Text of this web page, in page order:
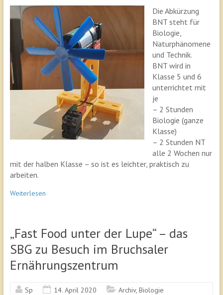
Die Abkürzung
BNT steht für
Biologie,
Naturphänomene
und Technik.
BNT wird in
Klasse 5 und 6
unterrichtet mit
je
– 2 Stunden
Biologie (ganze
Klasse)
– 2 Stunden NT
alle 2 Wochen nur
mit der halben Klasse – so ist es leichter, praktisch zu
arbeiten.
Weiterlesen
„Fast Food unter der Lupe“ – das
SBG zu Besuch im Bruchsaler
Ernährungszentrum
Sp 14. April 2020 Archiv, Biologie